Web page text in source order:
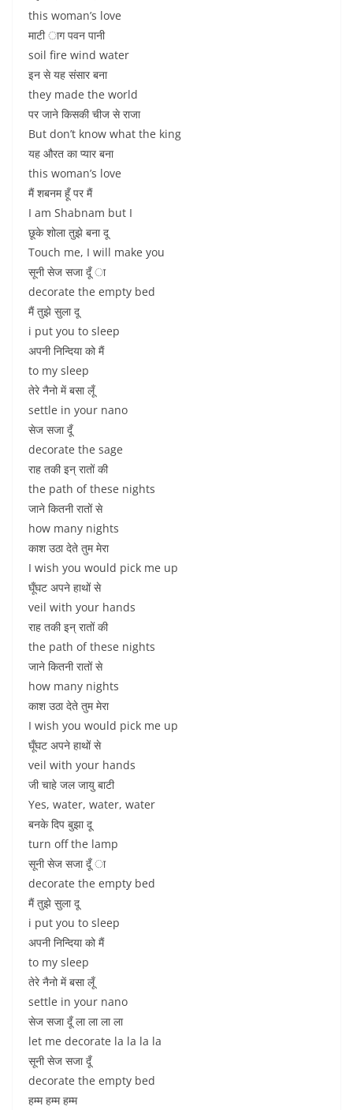
this woman’s love
माटी ाग पवन पानी
soil fire wind water
इन से यह संसार बना
they made the world
पर जाने किसकी चीज से राजा
But don’t know what the king
यह औरत का प्यार बना
this woman’s love
मैं शबनम हूँ पर मैं
I am Shabnam but I
छूके शोला तुझे बना दू
Touch me, I will make you
सूनी सेज सजा दूँ ा
decorate the empty bed
मैं तुझे सुला दू
i put you to sleep
अपनी निन्दिया को मैं
to my sleep
तेरे नैनो में बसा लूँ
settle in your nano
सेज सजा दूँ
decorate the sage
राह तकी इन् रातों की
the path of these nights
जाने कितनी रातों से
how many nights
काश उठा देते तुम मेरा
I wish you would pick me up
घूँघट अपने हाथों से
veil with your hands
राह तकी इन् रातों की
the path of these nights
जाने कितनी रातों से
how many nights
काश उठा देते तुम मेरा
I wish you would pick me up
घूँघट अपने हाथों से
veil with your hands
जी चाहे जल जायु बाटी
Yes, water, water, water
बनके दिप बुझा दू
turn off the lamp
सूनी सेज सजा दूँ ा
decorate the empty bed
मैं तुझे सुला दू
i put you to sleep
अपनी निन्दिया को मैं
to my sleep
तेरे नैनो में बसा लूँ
settle in your nano
सेज सजा दूँ ला ला ला ला
let me decorate la la la la
सूनी सेज सजा दूँ
decorate the empty bed
हम्म हम्म हम्म